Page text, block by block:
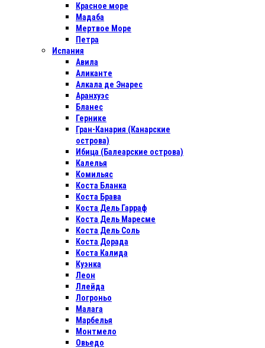
Красное море
Мадаба
Мертвое Море
Петра
Испания
Авила
Аликанте
Алкала де Энарес
Аранхуэс
Бланес
Гернике
Гран-Канария (Канарские
острова)
Ибица (Балеарские острова)
Калелья
Комильяс
Коста Бланка
Коста Брава
Коста Дель Гарраф
Коста Дель Маресме
Коста Дель Соль
Коста Дорада
Коста Калида
Куэнка
Леон
Ллейда
Логроньо
Малага
Марбелья
Монтмело
Овьедо